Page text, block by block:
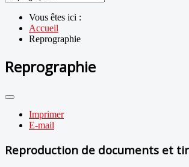
Vous êtes ici :
Accueil
Reprographie
Reprographie
Imprimer
E-mail
Reproduction de documents et